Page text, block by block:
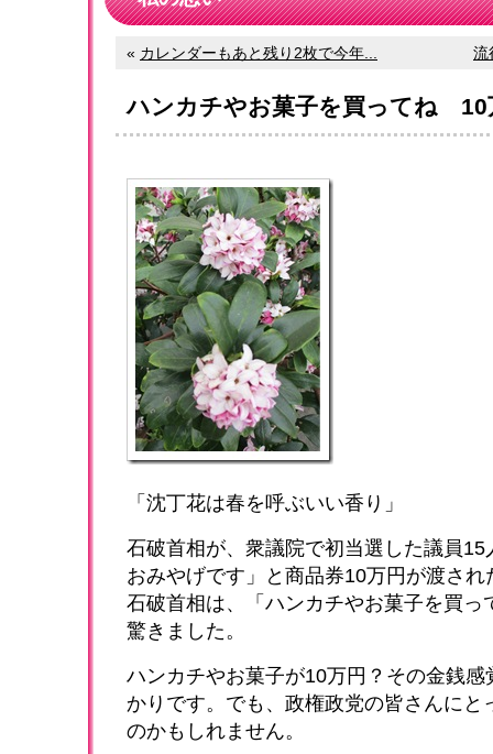
« カレンダーもあと残り2枚で今年... 流
ハンカチやお菓子を買ってね 10
「沈丁花は春を呼ぶいい香り」
石破首相が、衆議院で初当選した議員
おみやげです」と商品券10万円が渡さ
石破首相は、「ハンカチやお菓子を買っ
驚きました。
ハンカチやお菓子が10万円？その金銭
かりです。でも、政権政党の皆さんにと
のかもしれません。